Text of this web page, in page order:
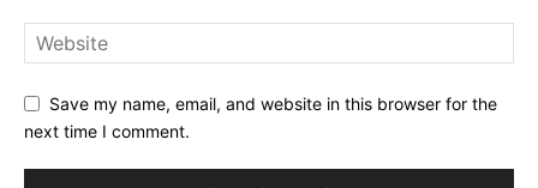
Save my name, email, and website in this browser for the
next time I comment.